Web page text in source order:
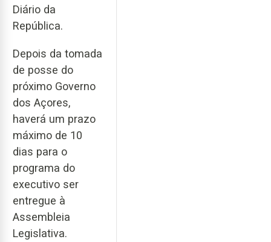
Diário da
República.
Depois da tomada
de posse do
próximo Governo
dos Açores,
haverá um prazo
máximo de 10
dias para o
programa do
executivo ser
entregue à
Assembleia
Legislativa.